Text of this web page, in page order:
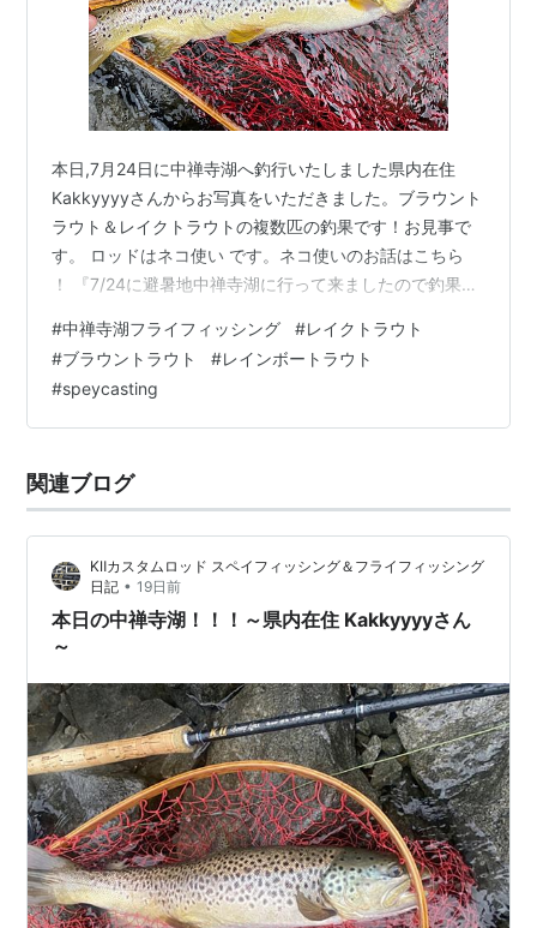
本日,7月24日に中禅寺湖へ釣行いたしました県内在住
Kakkyyyyさんからお写真をいただきました。ブラウント
ラウト＆レイクトラウトの複数匹の釣果です！お見事で
す。 ロッドはネコ使い です。ネコ使いのお話はこちら
！ 『7/24に避暑地中禅寺湖に行って来ましたので釣果報
ラウン2匹の釣果です。朝イチでレイクをバラし意気消沈
でしたが､気持ちを切り替えて振り倒し、日中の11時半と
13時に運良くブラウン、レイクと遊ぶことができまし
た。今の時期､朝と夕方にチャンスがありますが、日中は
す。』とのことです…
#中禅寺湖フライフィッシング #レイクトラウト
#ブラウントラウト #レインボートラウト
#speycasting
関連ブログ
KⅡカスタムロッド スペイフィッシング＆フライフィッシング
日記 • 19日前
本日の中禅寺湖！！！～県内在住 Kakkyyyyさん
～